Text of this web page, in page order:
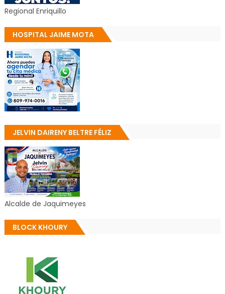
Regional Enriquillo
HOSPITAL JAIME MOTA
JELVIN DAIRENY BELTRE FÉLIZ
Alcalde de Jaquimeyes
BLOCK KHOURY